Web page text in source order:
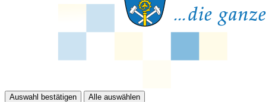
Auswahl bestätigen Alle auswählen